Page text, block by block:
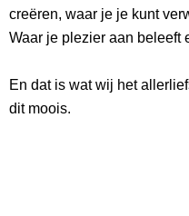
creëren, waar je je kunt
Waar je plezier aan beleeft
En dat is wat wij het
dit moois.